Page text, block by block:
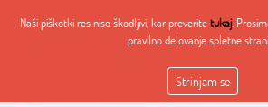
Naši piškotki res niso škodljivi, kar preveritetukaj.
pravilno delovanje spletne
Strinjam se